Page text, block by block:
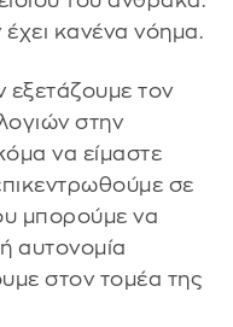
κανένα νόημα.
εξετάζουμε τον
στην
να είμαστε
σε
μπορούμε να
αυτονομία
στον τομέα της